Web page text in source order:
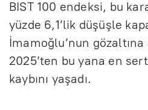
BIST 100 endeksi, bu
yüzde 6,1’lik düşüşle
İmamoğlu’nun gözaltına
2025’ten bu yana en
kaybını yaşadı.